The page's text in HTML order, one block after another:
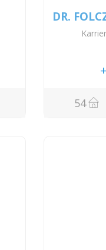
DR.
54